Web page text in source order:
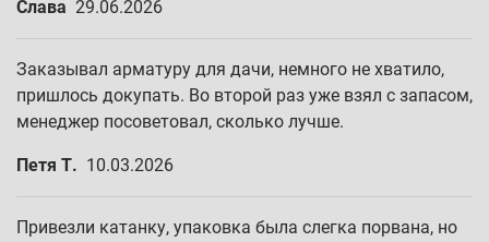
Слава 29.06.2026
Заказывал арматуру для дачи, немного не хватило,
пришлось докупать. Во второй раз уже взял с запасом,
менеджер посоветовал, сколько лучше.
Петя Т. 10.03.2026
Привезли катанку, упаковка была слегка порвана, но